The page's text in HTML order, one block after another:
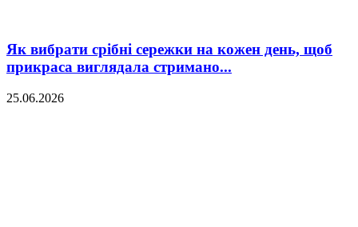
Як вибрати срібні сережки на кожен день, щоб
прикраса виглядала стримано...
25.06.2026